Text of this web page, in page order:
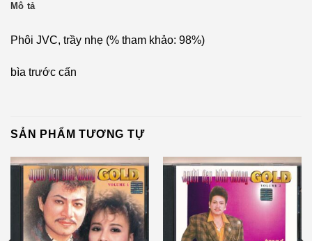
Mô tả
Phôi JVC, trầy nhẹ (% tham khảo: 98%)
bìa trước cấn
SẢN PHẨM TƯƠNG TỰ